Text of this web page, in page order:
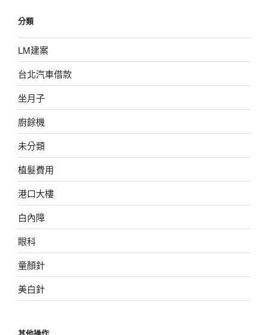
分類
LM建案
台北汽車借款
坐月子
廚餘機
未分類
植髮費用
港口大樓
白內障
眼科
童顏針
美白針